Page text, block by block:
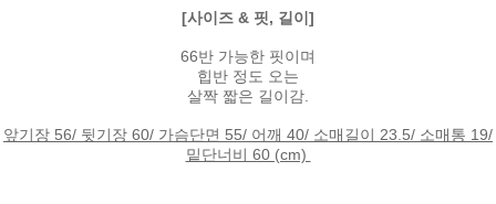
[사이즈 & 핏, 길이]
66반 가능한 핏이며
힙반 정도 오는
살짝 짧은 길이감.
앞기장 56/ 뒷기장 60/ 가슴단면 55/ 어깨 40/ 소매길이 23.5/ 소매통 19/
밑단너비 60 (cm)